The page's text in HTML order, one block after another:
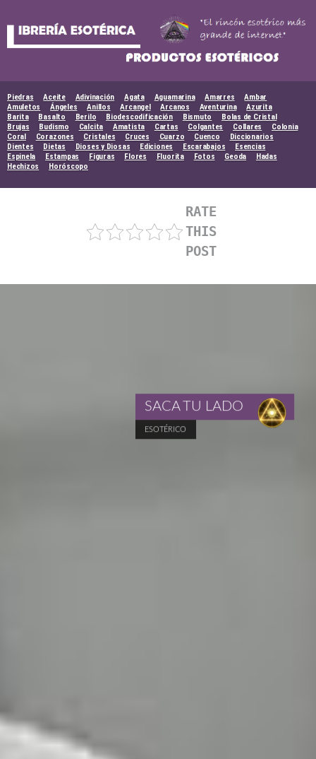
Piedras Aceite Adivinación Agata Aguamarina Amarres
Ambar
Amuletos
Ángeles Anillos Arcangel Arcanos Aventurina
Azurita
Barita
Basalto Berilo Biodescodificación Bismuto
Bolas de Cristal
Brujas
Budismo Calcita Amatista Cartas Colgantes Collares
Colonia
Coral
Corazones Cristales Cruces Cuarzo Cuenco
Diccionarios
Dientes
Dietas Dioses y Diosas Ediciones Escarabajos
Esencias
Espinela
Estampas Figuras Flores Fluorita Fotos Geoda
Hadas
Hechizos
Horóscopo
RATE
THIS
POST
ESOTÉRICO
SACA TU LADO